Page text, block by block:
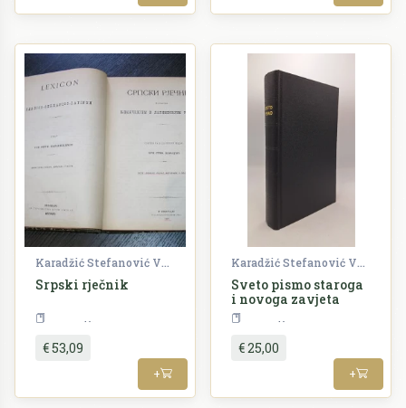
Karadžić Stefanović Vuk
Srpski rječnik
€ 53,09
+
Karadžić Stefanović Vuk
Sveto pismo staroga
i novoga zavjeta
€ 25,00
+